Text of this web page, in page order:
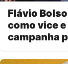
Flávio
como vice
campanha